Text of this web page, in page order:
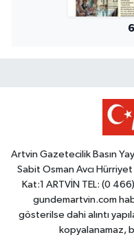
Artvin Gazetecilik Basın
Sabit Osman Avcı
Kat:1 ARTVİN TEL: (0
gundemartvin.com
gösterilse dahi alıntı
kopyalanamaz,